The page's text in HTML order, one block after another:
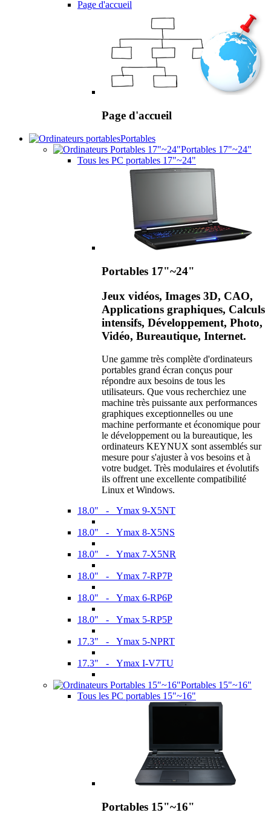
Page d'accueil
Page d'accueil
Portables
Portables 17"~24"
Tous les PC portables 17"~24"
Portables 17"~24"
Jeux vidéos, Images 3D, CAO,
Applications graphiques, Calculs
intensifs, Développement, Photo,
Vidéo, Bureautique, Internet.
Une gamme très complète d'ordinateurs
portables grand écran conçus pour
répondre aux besoins de tous les
utilisateurs. Que vous recherchiez une
machine très puissante aux performances
graphiques exceptionnelles ou une
machine performante et économique pour
le développement ou la bureautique, les
ordinateurs KEYNUX sont assemblés sur
mesure pour s'ajuster à vos besoins et à
votre budget. Très modulaires et évolutifs
ils offrent une excellente compatibilité
Linux et Windows.
18.0" - Ymax 9-X5NT
18.0" - Ymax 8-X5NS
18.0" - Ymax 7-X5NR
18.0" - Ymax 7-RP7P
18.0" - Ymax 6-RP6P
18.0" - Ymax 5-RP5P
17.3" - Ymax 5-NPRT
17.3" - Ymax I-V7TU
Portables 15"~16"
Tous les PC portables 15"~16"
Portables 15"~16"